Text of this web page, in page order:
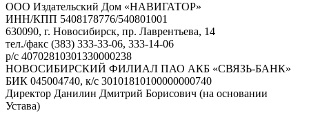
ООО Издательский Дом «НАВИГАТОР»
ИНН/КПП 5408178776/540801001
630090, г. Новосибирск, пр. Лаврентьева, 14
тел./факс (383) 333-33-06, 333-14-06
р/с 40702810301330000238
НОВОСИБИРСКИЙ ФИЛИАЛ ПАО АКБ «СВЯЗЬ-БАНК»
БИК 045004740, к/с 30101810100000000740
Директор Данилин Дмитрий Борисович (на основании
Устава)